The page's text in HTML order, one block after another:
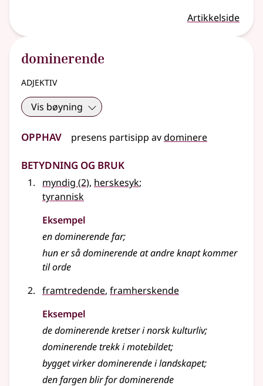
Artikkelside
dominerende
adjektiv
Vis bøyning
Opphav presens partisipp avdominere
Betydning og bruk
myndig (2), herskesyk;
tyrannisk
Eksempel
endominerendefar;
hun er sådominerendeat andre knapt kommer
til orde
framtredende, framherskende
Eksempel
dedominerendekretser i norsk kulturliv;
dominerendetrekk i motebildet;
bygget virkerdominerendei landskapet;
den fargen blir fordominerende